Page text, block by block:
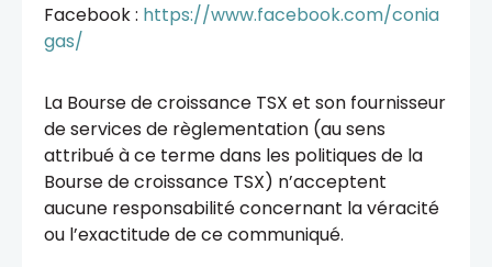
Facebook : https://www.facebook.com/conia
gas/
La Bourse de croissance TSX et son fournisseur
de services de règlementation (au sens
attribué à ce terme dans les politiques de la
Bourse de croissance TSX) n’acceptent
aucune responsabilité concernant la véracité
ou l’exactitude de ce communiqué.